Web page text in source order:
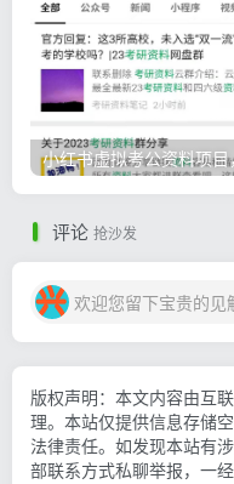
评论 抢沙发
欢迎您留下宝贵的见
版权声明：本文内容由互
理。本站仅提供信息存储
法律责任。如发现本站有
部联系方式私聊举报，一